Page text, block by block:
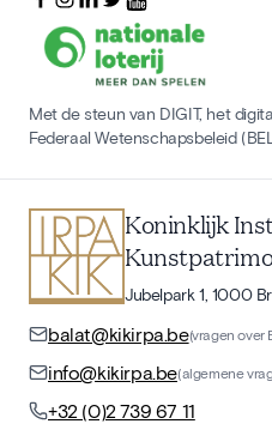
Met de steun van DIGIT, het
Federaal Wetenschapsbeleid
Koninklijk
Jubelpark 1, 1000
balat@kikirpa.be(vragen over
info@kikirpa.be(algemene
+32 (0)2 739 67 11